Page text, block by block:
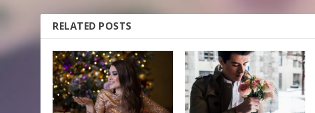
RELATED POSTS